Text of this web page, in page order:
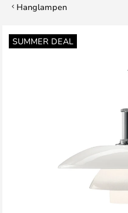
Hanglampen
SUMMER DEAL
Ga
naar